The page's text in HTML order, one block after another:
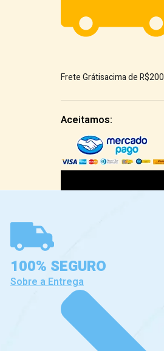
Frete Grátisacima de R$200
Aceitamos:
100% SEGURO
Sobre a Entrega